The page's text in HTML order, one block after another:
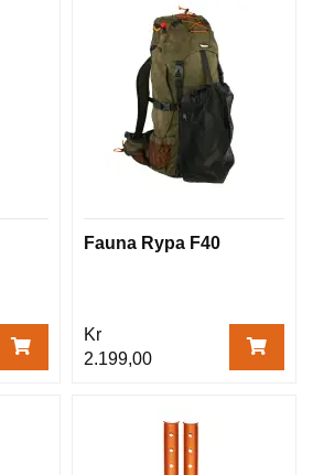
Fauna Rypa F40
Kr
2.199,00